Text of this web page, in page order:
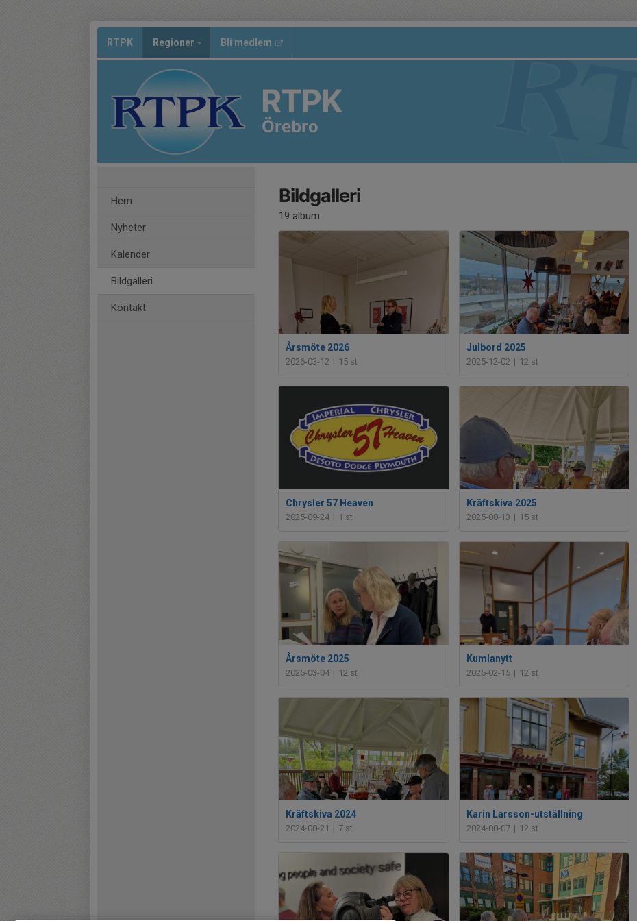
RTPK Regioner Bli medlem
RTPK
Örebro
Hem
Nyheter
Kalender
Bildgalleri
Kontakt
Bildgalleri
19 album
Årsmöte 2026
2026-03-12 | 15 st
Julbord 2025
2025-12-02 | 12 st
Chrysler 57 Heaven
2025-09-24 | 1 st
Kräftskiva 2025
2025-08-13 | 15 st
Årsmöte 2025
2025-03-04 | 12 st
Kumlanytt
2025-02-15 | 12 st
Kräftskiva 2024
2024-08-21 | 7 st
Karin Larsson-utställning
2024-08-07 | 12 st